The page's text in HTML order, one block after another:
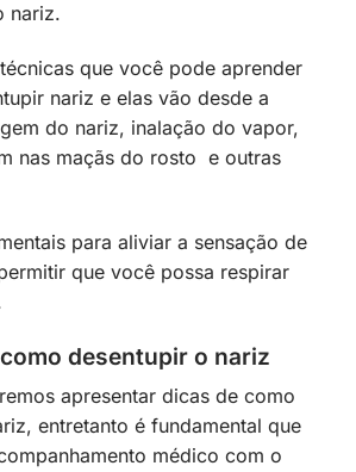
nariz.
que você pode aprender
nariz e elas vão desde a
do nariz, inalação do vapor,
nas maçãs do rosto e outras
para aliviar a sensação de
que você possa respirar
desentupir o nariz
apresentar dicas de como
entretanto é fundamental que
médico com o